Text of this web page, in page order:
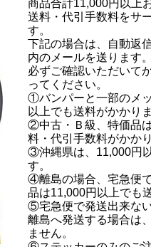
商品合計11,000円以上
送料・代引手数料をサ
す。
下記の場合は、自動返
内のメールを送ります
必ずご確認いただいて
ってください。
①バンパーと一部のメ
以上でも送料がかかり
②中古・Ｂ級、特価品
料・代引手数料がかか
③沖縄県は、11,000円
す。
④離島の場合、宅急便
品は11,000円以上でも
⑤宅急便で発送出来な
離島へ発送する場合は
ません。